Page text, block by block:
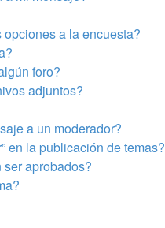
a la encuesta?
foro?
adjuntos?
a un moderador?
en la publicación de temas?
aprobados?